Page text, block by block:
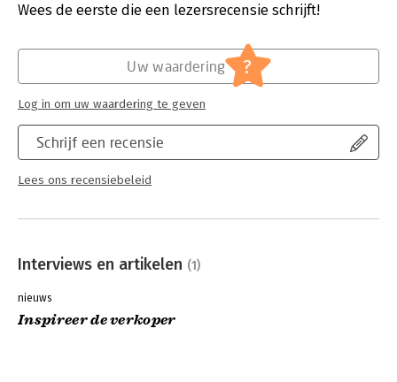
Wees de eerste die een lezersrecensie schrijft!
Schrijf een recensie
Lees ons recensiebeleid
Uw waardering ?
Log in om uw waardering te geven
Interviews en artikelen (1)
nieuws
Inspireer de verkoper